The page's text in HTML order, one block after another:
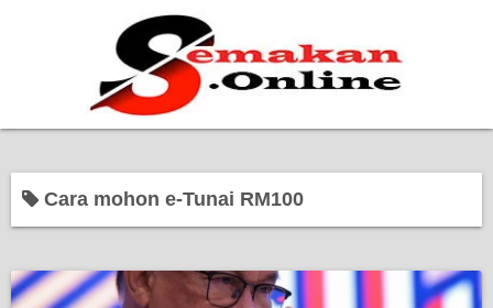
Bantuan Kerajaan
Cara mohon e-Tunai RM100